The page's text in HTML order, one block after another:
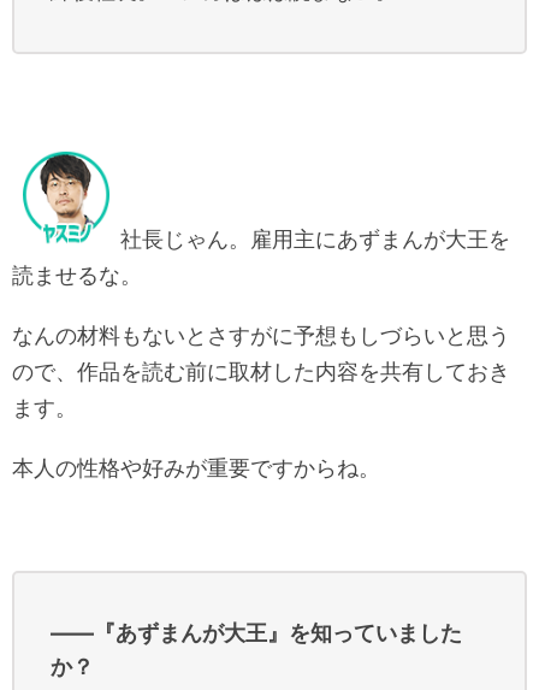
社長じゃん。雇用主にあずまんが大王を
読ませるな。
なんの材料もないとさすがに予想もしづらいと思う
ので、作品を読む前に取材した内容を共有しておき
ます。
本人の性格や好みが重要ですからね。
――『あずまんが大王』を知っていました
か？